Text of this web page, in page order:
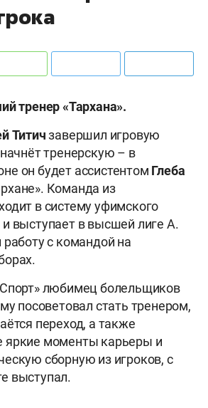
тренер «Тархана».
Титичзавершил игровую
тренерскую – в
он будет ассистентом Глеба
Команда из
в систему уфимского
выступает в высшей лиге А.
с командой на
любимец болельщиков
посоветовал стать тренером,
переход, а также
яркие моменты карьеры и
сборную из игроков, с
выступал.